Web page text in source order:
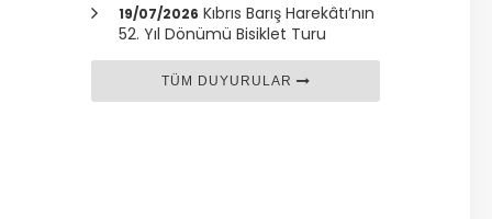
19/07/2026 Kıbrıs Barış Harekâtı’nın
52. Yıl Dönümü Bisiklet Turu
TÜM DUYURULAR